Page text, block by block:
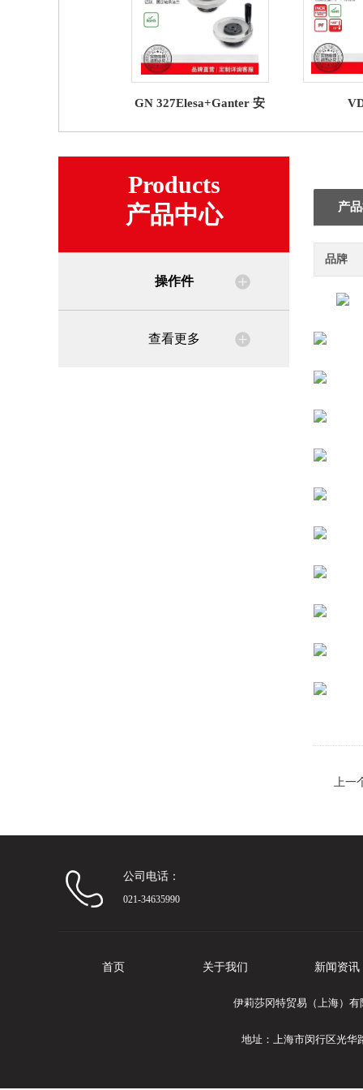
GN 327Elesa+Ganter 安
Products
产品中心
操作件
查看更多
产
品牌
上一
公司电话：
021-34635990
首页 关于我们 新闻资讯
伊莉莎冈特贸易（上海）有
地址：上海市闵行区光